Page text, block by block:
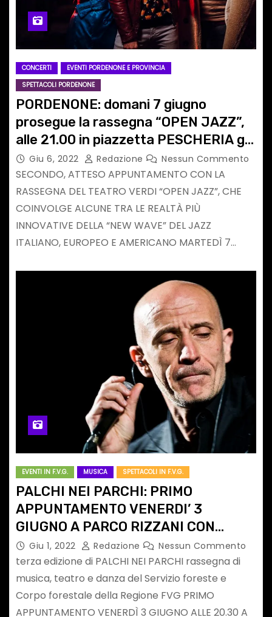
CONCERTI
EVENTI PORDENONE E PROVINCIA
SPETTACOLI PORDENONE
PORDENONE: domani 7 giugno
prosegue la rassegna “OPEN JAZZ”,
alle 21.00 in piazzetta PESCHERIA gli
“OLIPHANTRE”
Giu 6, 2022 Redazione Nessun Commento
SECONDO, ATTESO APPUNTAMENTO CON LA
RASSEGNA DEL TEATRO VERDI “OPEN JAZZ”, CHE
COINVOLGE ALCUNE TRA LE REALTÀ PIÙ
INNOVATIVE DELLA “NEW WAVE” DEL JAZZ
ITALIANO, EUROPEO E AMERICANO MARTEDÌ 7…
EVENTI IN F.V.G. MUSICA SPETTACOLI IN F.V.G.
PALCHI NEI PARCHI: PRIMO
APPUNTAMENTO VENERDI’ 3
GIUGNO A PARCO RIZZANI CON
PEPPE SERVILLO IN “IL CARNEVALE
DEGLI ANIMALI…E ALTRE FANTASIE”
Giu 1, 2022 Redazione Nessun Commento
terza edizione di PALCHI NEI PARCHI rassegna di
musica, teatro e danza del Servizio foreste e
Corpo forestale della Regione FVG PRIMO
APPUNTAMENTO VENERDÌ 3 GIUGNO ALLE 20.30 A